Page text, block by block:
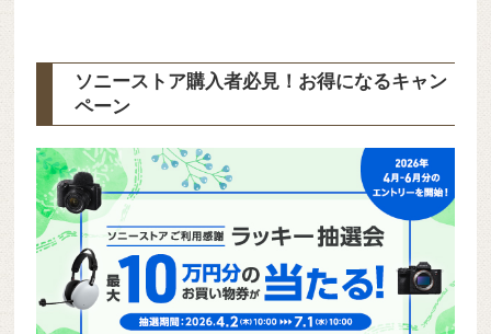
ソニーストア購入者必見！お得になるキャン
ペーン